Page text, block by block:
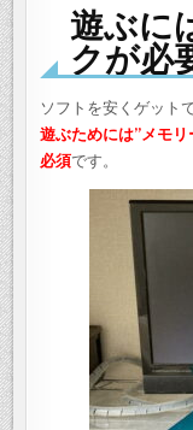
遊ぶに
クが必
ソフトを安くゲット
遊ぶためには”メモ
必須です。